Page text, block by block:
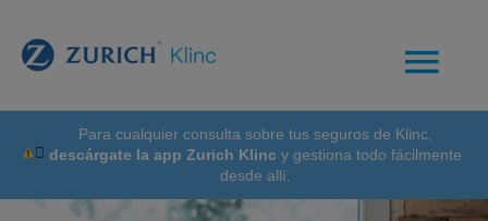
Para cualquier consulta sobre tus seguros de Klinc,
descárgate la app Zurich Klinc y gestiona todo fácilmente
desde allí.